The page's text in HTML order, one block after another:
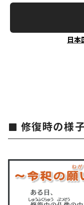
日本
修復時の様